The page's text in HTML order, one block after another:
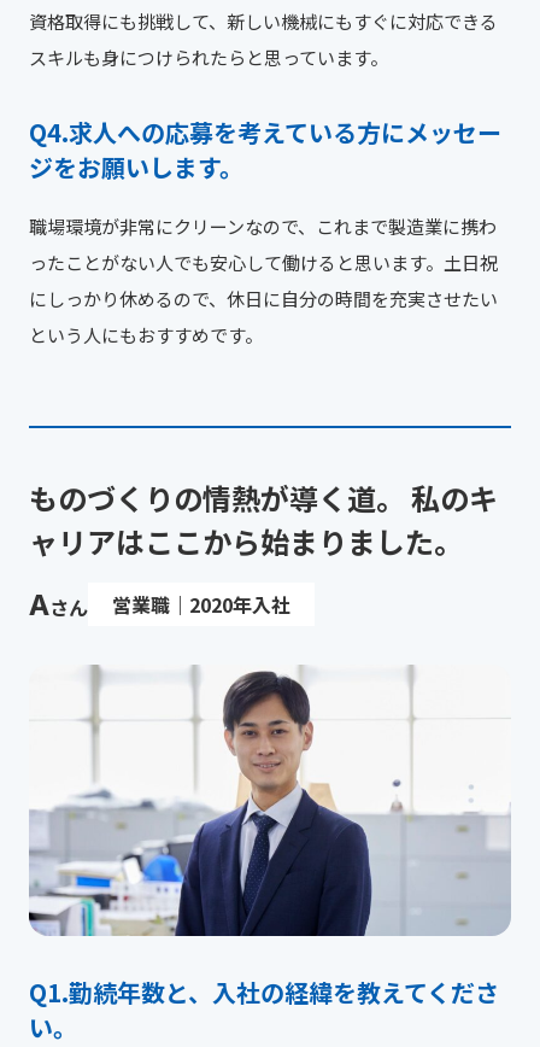
資格取得にも挑戦して、新しい機械にもすぐに対応できる
スキルも身につけられたらと思っています。
求人への応募を考えている方にメッセー
ジをお願いします。
職場環境が非常にクリーンなので、これまで製造業に携わ
ったことがない人でも安心して働けると思います。土日祝
にしっかり休めるので、休日に自分の時間を充実させたい
という人にもおすすめです。
ものづくりの情熱が導く道。 私のキ
ャリアはここから始まりました。
Aさん 営業職｜2020年入社
勤続年数と、入社の経緯を教えてくださ
い。